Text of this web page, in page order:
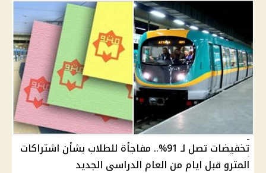
تخفيضات تصل لـ 91%.. مفاجأة للطلاب بشأن اشتراكات
المترو قبل ايام من العام الدراسى الجديد